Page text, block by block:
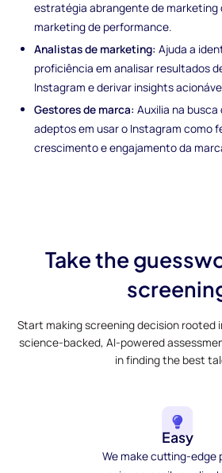
estratégia abrangente de marketing
marketing de performance.
Analistas de marketing: Ajuda a
proficiência em analisar resultados
Instagram e derivar insights
Gestores de marca: Auxilia na
adeptos em usar o Instagram como
crescimento e engajamento da
Take the
Start making screening decision rooted
science-backed, AI-powered
in finding the best
Easy
We make cutting-edge